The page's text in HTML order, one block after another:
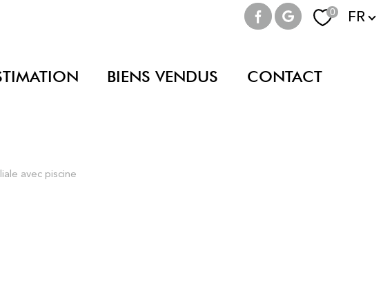
0 Langue
FR
BIENS VENDUS CONTACT
avec piscine